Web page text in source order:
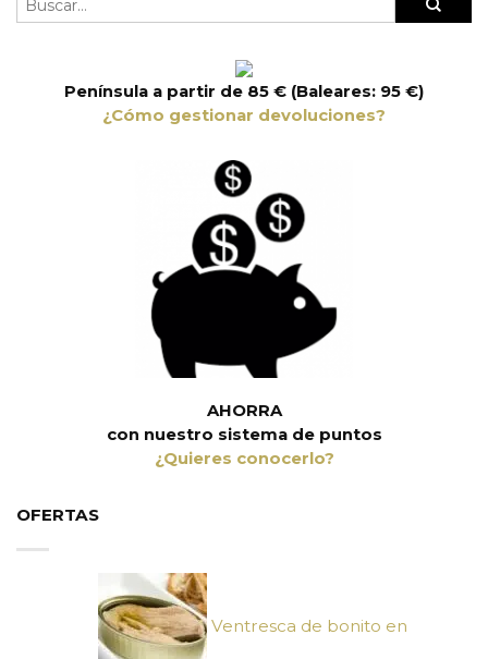
Península a partir de 85 € (Baleares: 95 €)
¿Cómo gestionar devoluciones?
AHORRA
con nuestro sistema de puntos
¿Quieres conocerlo?
OFERTAS
Ventresca de bonito en